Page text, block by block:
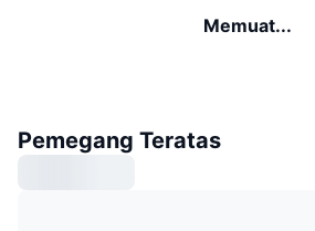
Memuat...
Pemegang Teratas